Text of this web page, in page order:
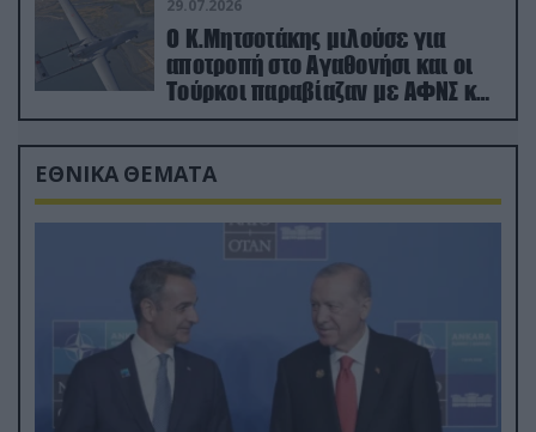
29.07.2026
Ο Κ.Μητσοτάκης μιλούσε για
αποτροπή στο Αγαθονήσι και οι
Τούρκοι παραβίαζαν με ΑΦΝΣ και
drone
ΕΘΝΙΚΑ ΘΕΜΑΤΑ